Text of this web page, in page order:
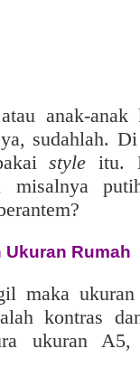
anak-anak
sudahlah.
style itu.
misalnya
Rumah
maka
kontras
ukuran